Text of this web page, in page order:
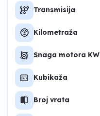
auto_transmission Transmisija
swap_driving_apps_wheel Kilometraža
cyclone Snaga motora KW
closed_caption Kubikaža
split_scene_left Broj vrata